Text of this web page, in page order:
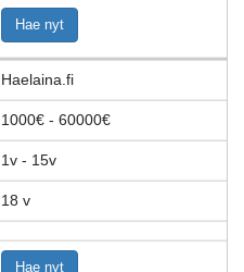
Hae nyt
Haelaina.fi
1000€ - 60000€
1v - 15v
18 v
Hae nyt